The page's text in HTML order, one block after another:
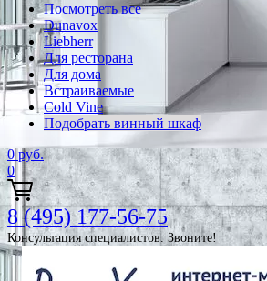
Посмотреть все
Dunavox
Liebherr
Для ресторана
Для дома
Встраиваемые
Cold Vine
Подобрать винный шкаф
0 руб.
0
8 (495) 177-56-75
Консультация специалистов. Звоните!